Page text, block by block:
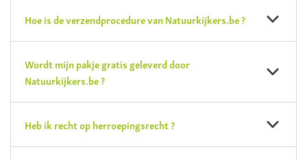
Hoe is de verzendprocedure van Natuurkijkers.be ?
Wordt mijn pakje gratis geleverd door
Natuurkijkers.be ?
Heb ik recht op herroepingsrecht ?